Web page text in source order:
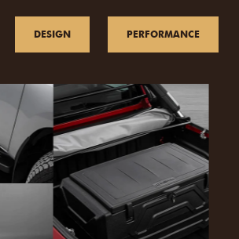
DESIGN PERFORMANCE